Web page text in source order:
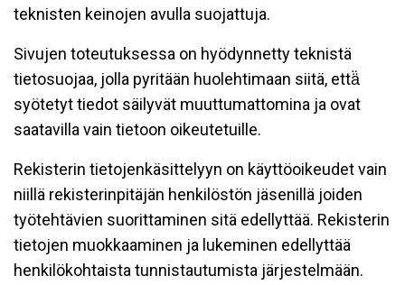
teknisten keinojen avulla suojattuja.
Sivujen toteutuksessa on hyödynnetty teknistä
tietosuojaa, jolla pyritään huolehtimaan siitä, että̈
syötetyt tiedot säilyvät muuttumattomina ja ovat
saatavilla vain tietoon oikeutetuille.
Rekisterin tietojenkäsittelyyn on käyttöoikeudet vain
niillä rekisterinpitäjän henkilöstön jäsenillä joiden
työtehtävien suorittaminen sitä edellyttää. Rekisterin
tietojen muokkaaminen ja lukeminen edellyttää
henkilökohtaista tunnistautumista järjestelmään.